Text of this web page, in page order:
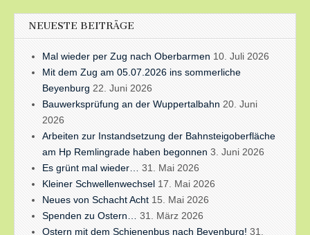
NEUESTE BEITRÄGE
Mal wieder per Zug nach Oberbarmen 10. Juli 2026
Mit dem Zug am 05.07.2026 ins sommerliche
Beyenburg 22. Juni 2026
Bauwerksprüfung an der Wuppertalbahn 20. Juni
2026
Arbeiten zur Instandsetzung der Bahnsteigoberfläche
am Hp Remlingrade haben begonnen 3. Juni 2026
Es grünt mal wieder…
31. Mai 2026
Kleiner Schwellenwechsel 17. Mai 2026
Neues von Schacht Acht 15. Mai 2026
Spenden zu Ostern…
31. März 2026
Ostern mit dem Schienenbus nach Beyenburg! 31.